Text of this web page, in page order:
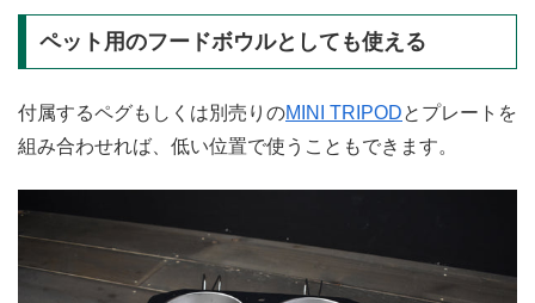
ペット用のフードボウルとしても使える
付属するペグもしくは別売りのMINI TRIPODとプレートを
組み合わせれば、低い位置で使うこともできます。